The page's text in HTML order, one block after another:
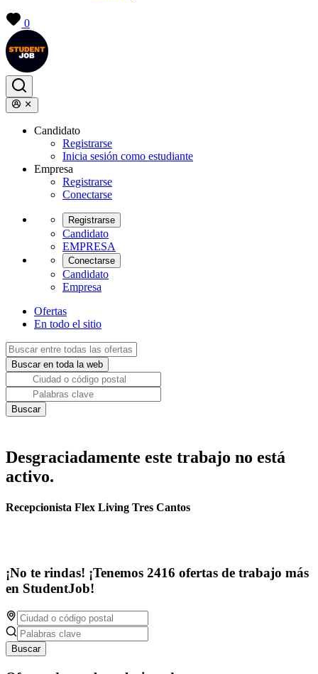
0
Candidato
Registrarse
Inicia sesión como estudiante
Empresa
Registrarse
Conectarse
Registrarse
Candidato
EMPRESA
Conectarse
Candidato
Empresa
Ofertas
En todo el sitio
Desgraciadamente este trabajo no está
activo.
Recepcionista Flex Living Tres Cantos
¡No te rindas! ¡Tenemos 2416 ofertas de trabajo más
en StudentJob!
Buscar